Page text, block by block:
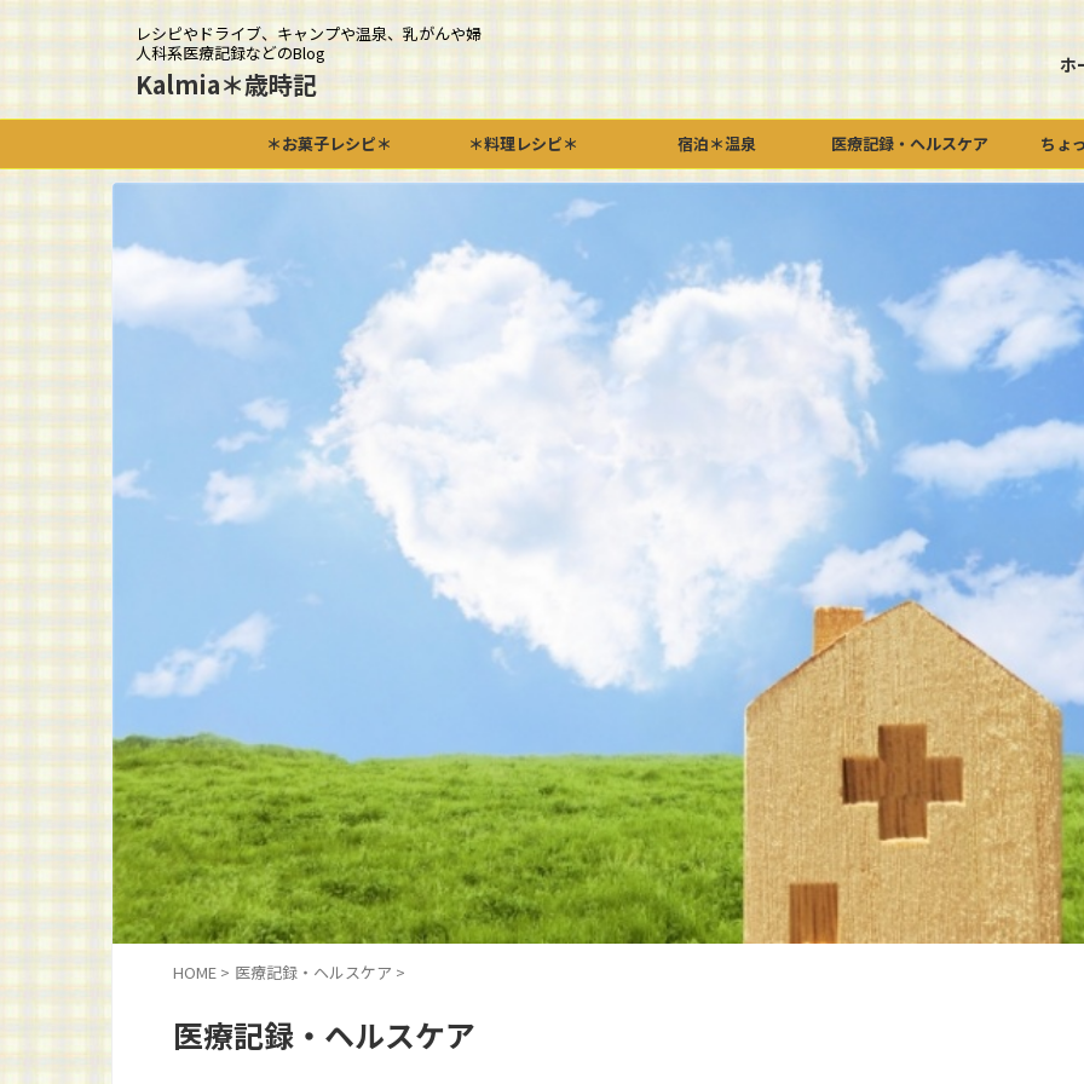
レシピやドライブ、キャンプや温泉、乳がんや婦
人科系医療記録などのBlog
Kalmia＊歳時記
ホ
＊お菓子レシピ＊ ＊料理レシピ＊ 宿泊＊温泉 医療記録・ヘルスケア ちょ
HOME > 医療記録・ヘルスケア >
医療記録・ヘルスケア